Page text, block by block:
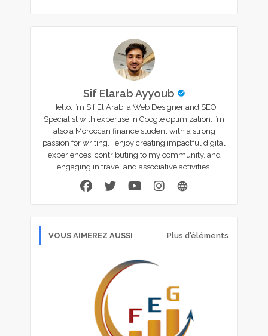
Sif Elarab Ayyoub
Hello, I’m Sif El Arab, a Web Designer and SEO
Specialist with expertise in Google optimization. I’m
also a Moroccan finance student with a strong
passion for writing. I enjoy creating impactful digital
experiences, contributing to my community, and
engaging in travel and associative activities.
VOUS AIMEREZ AUSSI Plus d'éléments